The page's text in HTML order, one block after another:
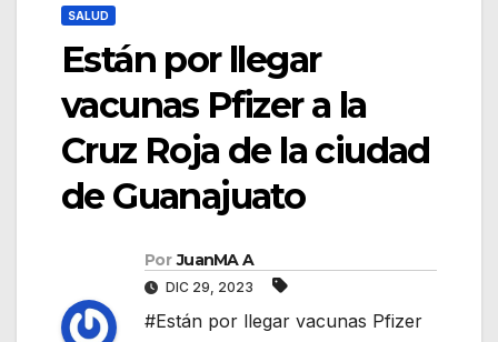
SALUD
Están por llegar
vacunas Pfizer a la
Cruz Roja de la ciudad
de Guanajuato
Por JuanMA A
DIC 29, 2023
#Están por llegar vacunas Pfizer